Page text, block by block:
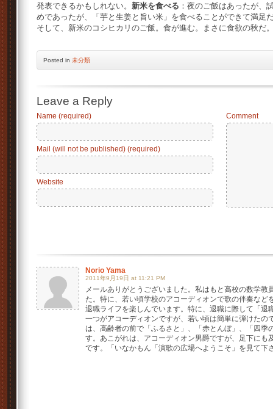
発表できるかもしれない。 新米を食べる ：夜のご飯はあったが、
めであったが、「芋と生姜と旨い米」を食べることができて満足
そして、新米のコシヒカリのご飯。食が進む。まさに食欲の秋だ
Posted in 未分類
Leave a Reply
Name (required)
Mail (will not be published) (required)
Website
Comment
Norio Yama
2011年9月19日 at 11:21 PM
メールありがとうございました。私はもと高校の数学
た。特に、若い頃学校のアコーディオンで歌の伴奏な
退職ライフを楽しんでいます。特に、退職に際して「
一つがアコーディオンですが、若い頃は簡単に弾けた
は、高齢者の前で「ふるさと」、「赤とんぼ」、「四
す。あこがれは、アコーディオン男爵ですが、足下に
です。「いなかもん「演歌の広場へようこそ」を見て下